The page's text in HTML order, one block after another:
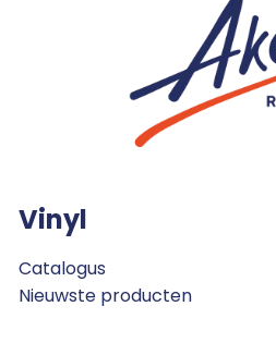
Vinyl
Catalogus
Nieuwste producten